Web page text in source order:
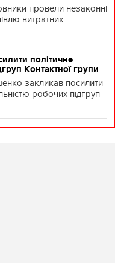
провели незаконні
витратних
політичне
Контактної групи
закликав посилити
робочих підгруп